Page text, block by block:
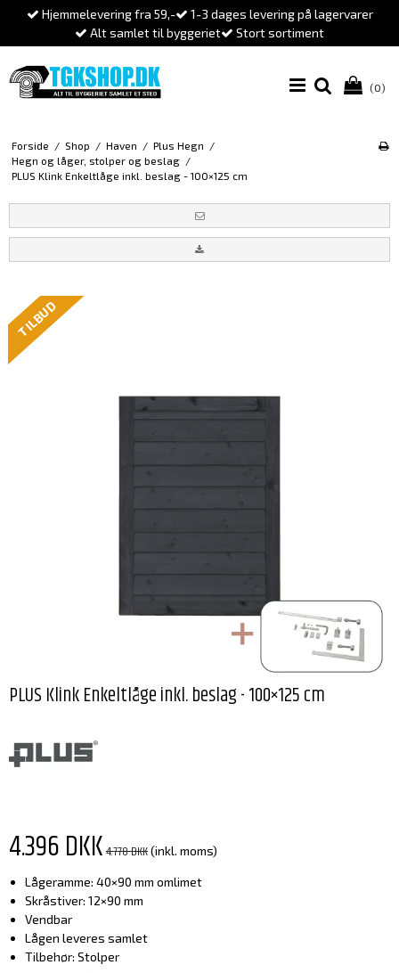
Hjemmelevering fra 59,-
1-3 dages levering på lagervarer
Alt samlet til byggeriet
Stort sortiment
(0)
Forside / Shop / Haven / Plus Hegn /
Hegn og låger, stolper og beslag /
PLUS Klink Enkeltlåge inkl. beslag - 100×125 cm
TILBUD
PLUS Klink Enkeltlåge inkl. beslag - 100×125 cm
4.396 DKK4.778 DKK(inkl. moms)
Lågeramme: 40×90 mm omlimet
Skråstiver: 12×90 mm
Vendbar
Lågen leveres samlet
Tilbehør: Stolper